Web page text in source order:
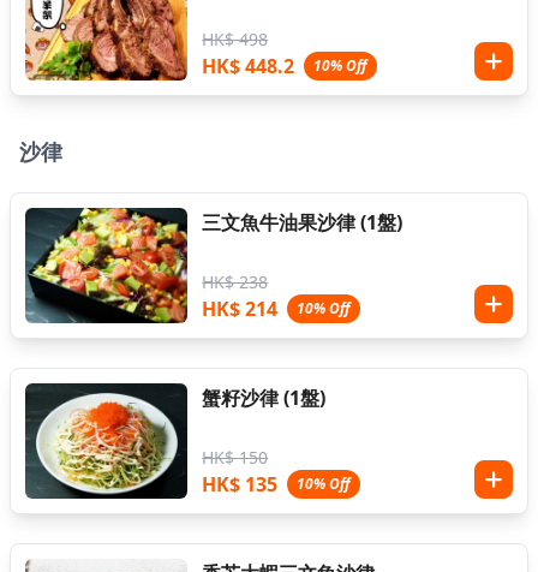
HK$ 498
HK$ 448.2 10% Off
沙律
三文魚牛油果沙律 (1盤)
HK$ 238
HK$ 214 10% Off
蟹籽沙律 (1盤)
HK$ 150
HK$ 135 10% Off